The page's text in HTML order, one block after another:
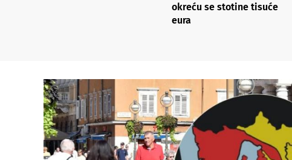
okreću se stotine tisuće
eura